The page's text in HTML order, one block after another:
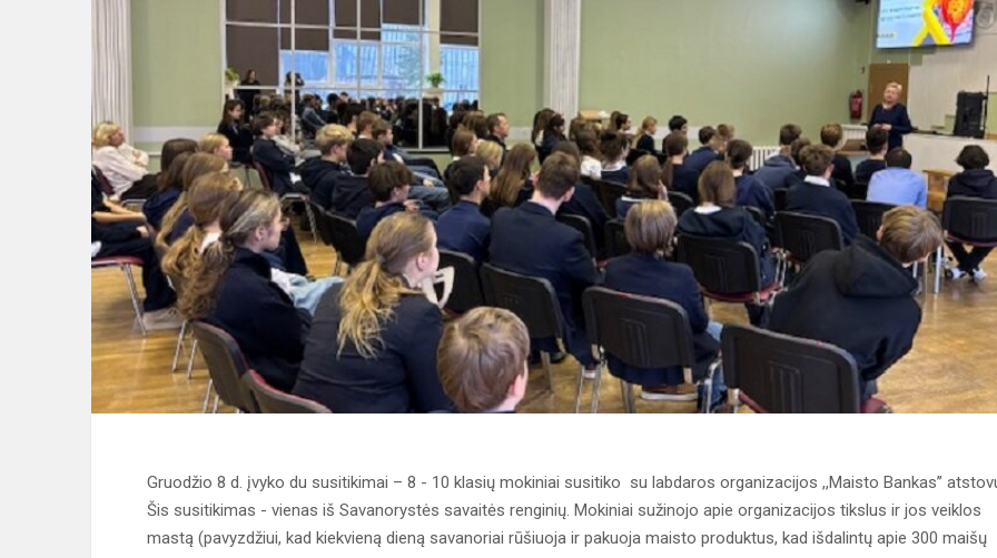
Gruodžio 8 d. įvyko du susitikimai – 8 - 10 klasių mokiniai susitiko su labdaros organizacijos ,,Maisto Bankas’’
Šis susitikimas - vienas iš Savanorystės savaitės renginių. Mokiniai sužinojo apie organizacijos tikslus ir jos veiklos
mastą (pavyzdžiui, kad kiekvieną dieną savanoriai rūšiuoja ir pakuoja maisto produktus, kad išdalintų apie 300 maišų